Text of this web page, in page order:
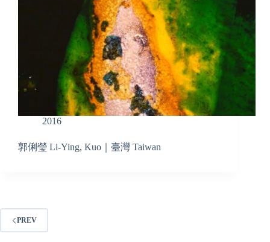
2016
郭俐瑩 ​Li-Ying, Kuo｜臺灣 Taiwan
PREV